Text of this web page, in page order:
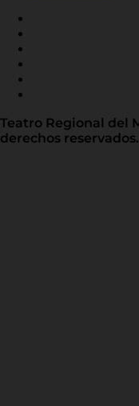
Teatro Regional del
derechos reservados.